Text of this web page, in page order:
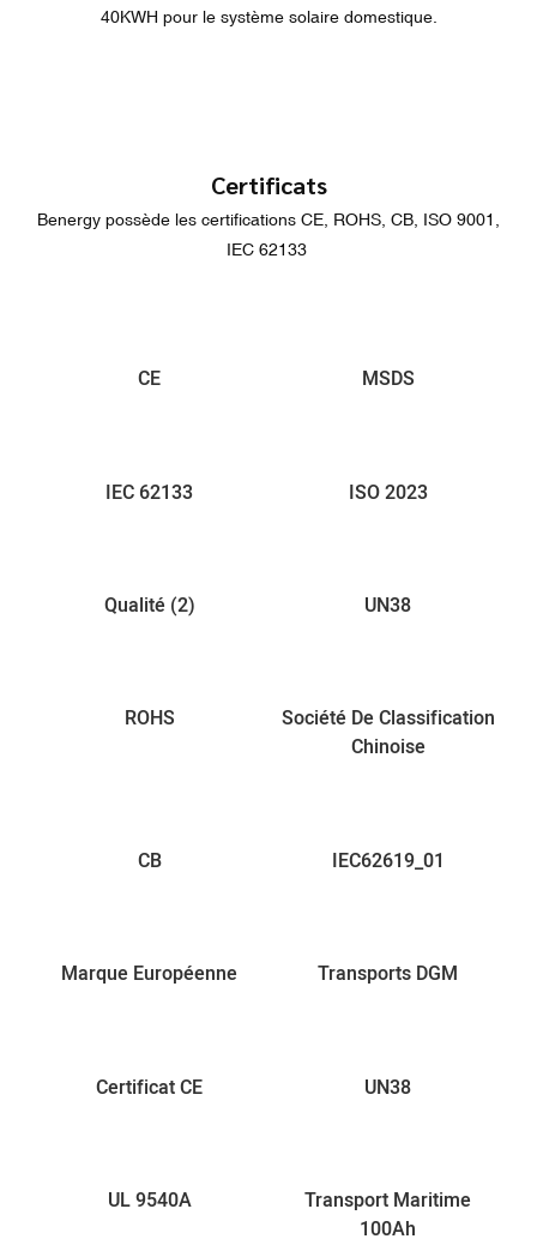
40KWH pour le système solaire domestique.
Certificats
Benergy possède les certifications CE, ROHS, CB, ISO 9001,
IEC 62133
CE MSDS
IEC 62133 ISO 2023
Qualité (2) UN38
ROHS
Société De Classification
Chinoise
CB IEC62619_01
Marque Européenne Transports DGM
Certificat CE UN38
UL 9540A
Transport Maritime
100Ah